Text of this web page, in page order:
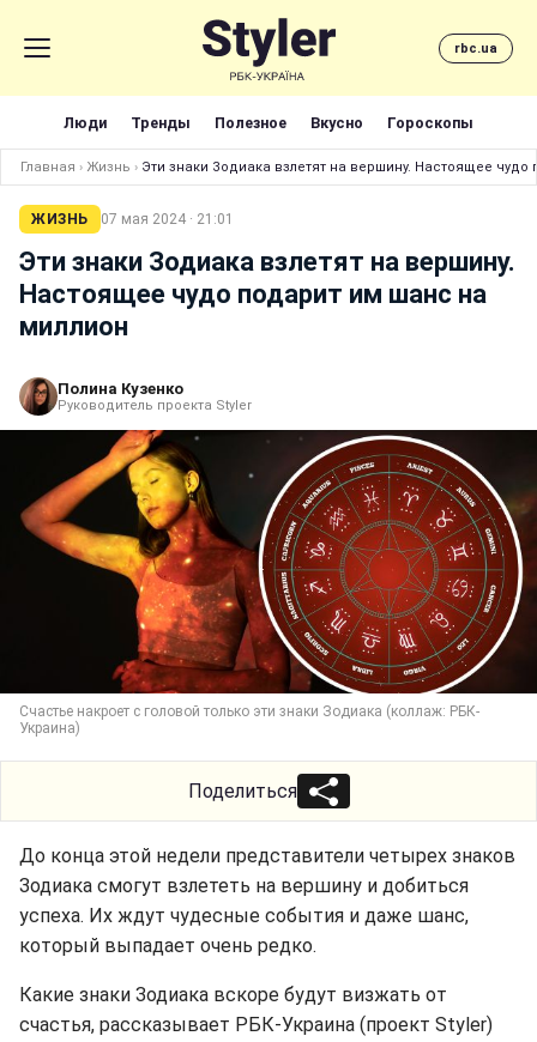
rbc.ua
Люди Тренды Полезное Вкусно Гороскопы
Главная › Жизнь › Эти знаки Зодиака взлетят на вершину. Настоящее
ЖИЗНЬ 07 мая 2024 · 21:01
Эти знаки Зодиака взлетят на вершину.
Настоящее чудо подарит им шанс на
миллион
Полина Кузенко
Руководитель проекта Styler
Счастье накроет с головой только эти знаки Зодиака (коллаж: РБК-
Украина)
Поделиться
До конца этой недели представители четырех знаков
Зодиака смогут взлететь на вершину и добиться
успеха. Их ждут чудесные события и даже шанс,
который выпадает очень редко.
Какие знаки Зодиака вскоре будут визжать от
счастья, рассказывает РБК-Украина (проект Styler)